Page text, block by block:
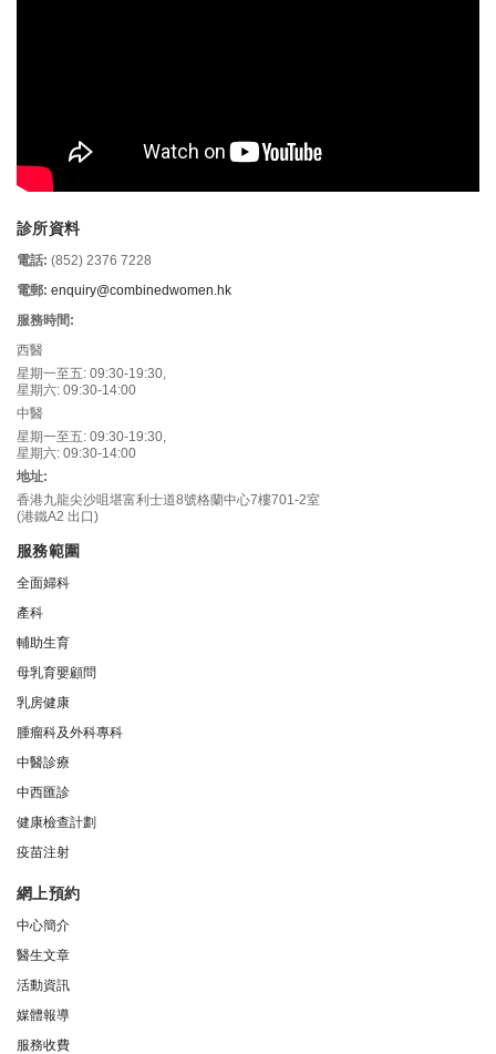
診所資料
電話: (852) 2376 7228
電郵: enquiry@combinedwomen.hk
服務時間:
西醫
星期一至五: 09:30-19:30,
星期六: 09:30-14:00
中醫
星期一至五: 09:30-19:30,
星期六: 09:30-14:00
地址:
香港九龍尖沙咀堪富利士道8號格蘭中心7樓701-2室
(港鐵A2 出口)
服務範圍
全面婦科
產科
輔助生育
母乳育嬰顧問
乳房健康
腫瘤科及外科專科
中醫診療
中西匯診
健康檢查計劃
疫苗注射
網上預約
中心簡介
醫生文章
活動資訊
媒體報導
服務收費